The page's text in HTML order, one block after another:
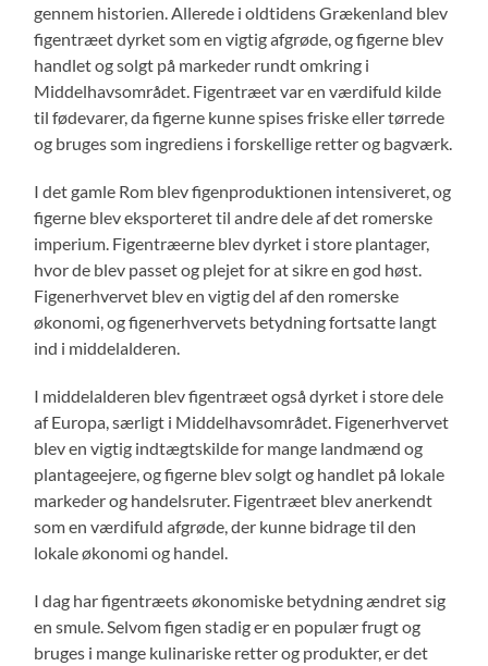
gennem historien. Allerede i oldtidens Grækenland blev
figentræet dyrket som en vigtig afgrøde, og figerne blev
handlet og solgt på markeder rundt omkring i
Middelhavsområdet. Figentræet var en værdifuld kilde
til fødevarer, da figerne kunne spises friske eller tørrede
og bruges som ingrediens i forskellige retter og bagværk.
I det gamle Rom blev figenproduktionen intensiveret, og
figerne blev eksporteret til andre dele af det romerske
imperium. Figentræerne blev dyrket i store plantager,
hvor de blev passet og plejet for at sikre en god høst.
Figenerhvervet blev en vigtig del af den romerske
økonomi, og figenerhvervets betydning fortsatte langt
ind i middelalderen.
I middelalderen blev figentræet også dyrket i store dele
af Europa, særligt i Middelhavsområdet. Figenerhvervet
blev en vigtig indtægtskilde for mange landmænd og
plantageejere, og figerne blev solgt og handlet på lokale
markeder og handelsruter. Figentræet blev anerkendt
som en værdifuld afgrøde, der kunne bidrage til den
lokale økonomi og handel.
I dag har figentræets økonomiske betydning ændret sig
en smule. Selvom figen stadig er en populær frugt og
bruges i mange kulinariske retter og produkter, er det